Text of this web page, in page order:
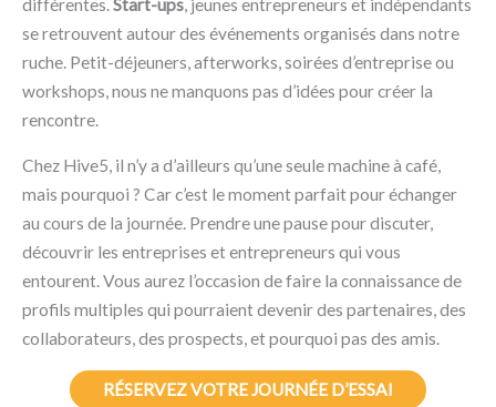
se retrouvent autour des événements organisés dans notre
ruche. Petit-déjeuners, afterworks, soirées d’entreprise ou
workshops, nous ne manquons pas d’idées pour créer la
rencontre.
Chez Hive5, il n’y a d’ailleurs qu’une seule machine à café,
mais pourquoi ? Car c’est le moment parfait pour échanger
au cours de la journée. Prendre une pause pour discuter,
découvrir les entreprises et entrepreneurs qui vous
entourent. Vous aurez l’occasion de faire la connaissance de
profils multiples qui pourraient devenir des partenaires, des
collaborateurs, des prospects, et pourquoi pas des amis.
RÉSERVEZ VOTRE JOURNÉE D’ESSAI